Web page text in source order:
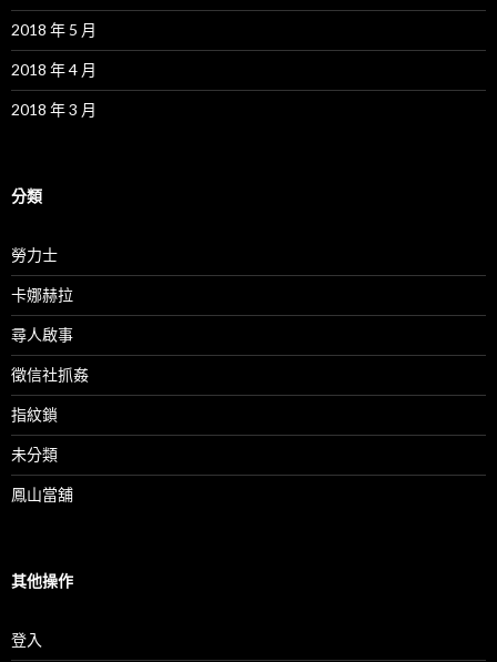
2018 年 5 月
2018 年 4 月
2018 年 3 月
分類
勞力士
卡娜赫拉
尋人啟事
徵信社抓姦
指紋鎖
未分類
鳳山當舖
其他操作
登入